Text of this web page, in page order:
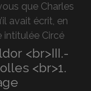
que Charles
avait écrit, en
intitulée Circé
<br>III.-
<br>1.